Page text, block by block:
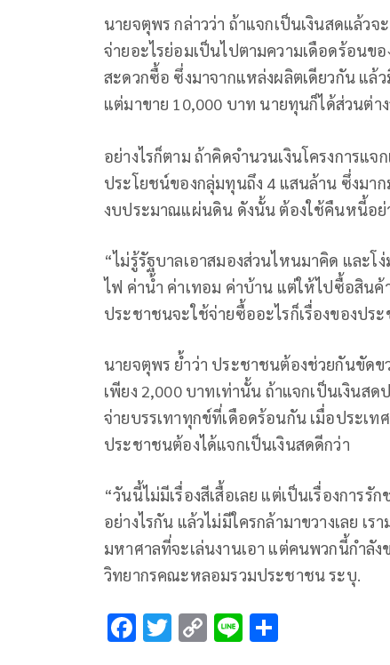
นายจตุพร กล่าวว่า ถ้าแจกเป็นเงินสดแล้ว
จ่ายอะไรย่อมเป็นไปตามความเดือดร้อน
สะดวกซื้อ ซึ่งมาจากแหล่งผลิตเดียวกัน แล้
แต่มาขาย 10,000 บาท นายทุนก็ได้ส่วนต่า
อย่างไรก็ตาม ถ้าคิดจำนวนเงินโครงการแ
ประโยชน์ของกลุ่มทุนถึง 4 แสนล้าน ซึ่งมา
งบประมาณแผ่นดิน ดังนั้น ต้องใช้คืนหนี้อย่
“ไม่รู้รัฐบาลเอาสมองส่วนไหนมาคิด และ
ไฟ ค่าน้ำ ค่าเทอม ค่าบ้าน แต่ให้ไปซื้อสินค้
ประชาชนจะใช้จ่ายซื้ออะไรก็เรื่องของปร
นายจตุพร ย้ำว่า ประชาชนต้องช่วยกันขัด
เพียง 2,000 บาทเท่านั้น ถ้าแจกเป็นเงินส
จ่ายบรรเทาทุกข์ที่เดือดร้อนกัน เมื่อประเ
ประชาชนต้องได้แจกเป็นเงินสดดีกว่า
“วันนี้ไม่มีเรื่องสีเสื้อเลย แต่เป็นเรื่องการ
อย่างไรกัน แล้วไม่มีใครกล้ามาขวางเลย เ
มหาศาลที่จะเล่นงานเอา แต่คนพวกนี้กำลั
วิทยากรคณะหลอมรวมประชาชน ระบุ.
F T C Li